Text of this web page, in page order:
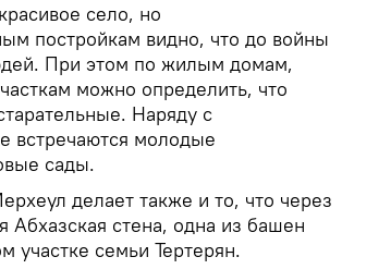
село, но
постройкам видно, что до войны
При этом по жилым домам,
можно определить, что
Наряду с
встречаются молодые
сады.
делает также и то, что через
Абхазская стена, одна из башен
участке семьи Тертерян.